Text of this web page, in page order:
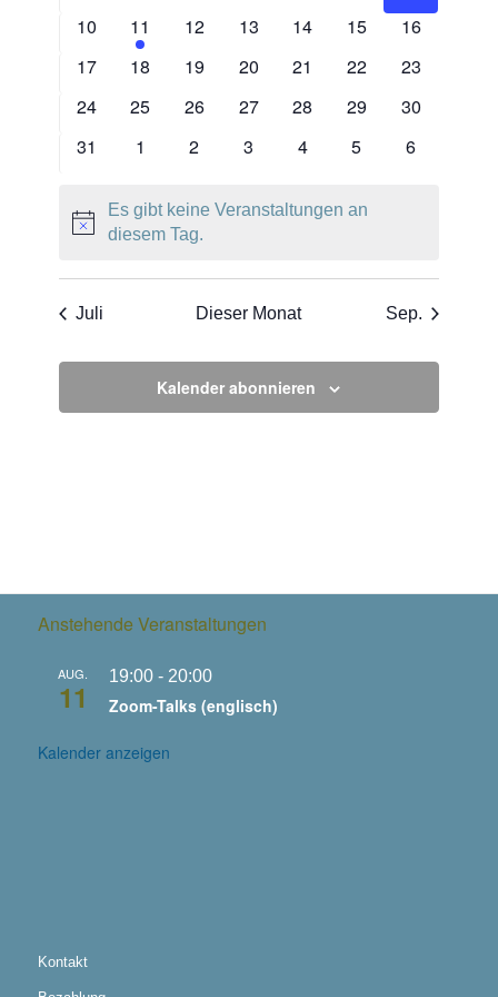
Veranstaltungen
Veranstaltungen
0
Veranstaltungen
10
1
Veranstaltung
11
0
12
0
13
0
14
0
15
0
16
0
17
0
18
0
19
0
20
0
21
0
22
0
23
0
24
0
25
0
26
0
27
0
28
0
29
0
30
0
31
0
1
0
2
0
3
0
4
0
5
0
6
Hinweis
Es gibt keine Veranstaltungen an
diesem Tag.
Juli Dieser Monat Sep.
Kalender abonnieren
Anstehende Veranstaltungen
AUG.
11
19:00- 20:00
Zoom-Talks (englisch)
Kalender anzeigen
Kontakt